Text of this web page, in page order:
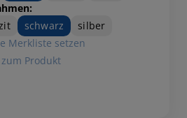
schwarz
silber
Merkliste setzen
zum Produkt